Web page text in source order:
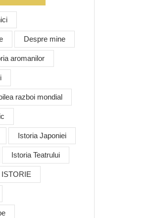
Despre mine
aromanilor
razboi mondial
Istoria Japoniei
Istoria Teatrului
ISTORIE